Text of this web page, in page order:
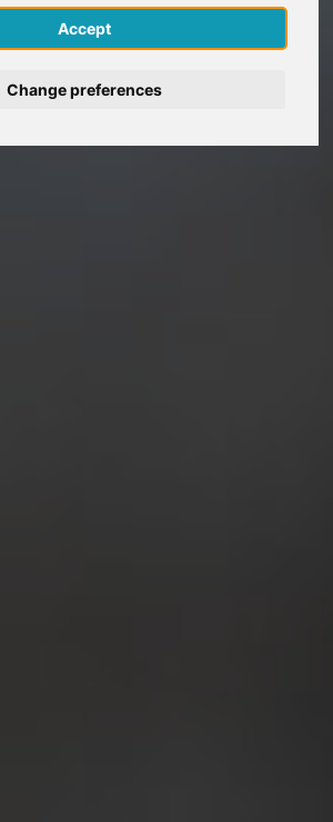
Accept
Change preferences
English
Deutsch
Español